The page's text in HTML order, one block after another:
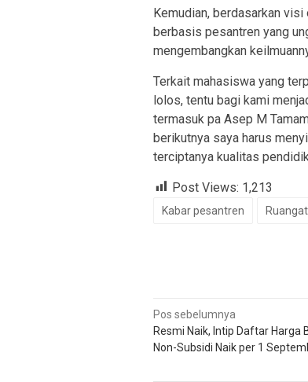
Kemudian, berdasarkan
berbasis pesantren yang
mengembangkan
Terkait mahasiswa yang
lolos, tentu bagi kami
termasuk pa Asep M
berikutnya saya harus
terciptanya kualitas
Post Views: 1,213
Kabar pesantren
Navigasi
pos
Pos sebelumnya
Resmi Naik, Intip Daftar Harga
Non-Subsidi Naik per 1